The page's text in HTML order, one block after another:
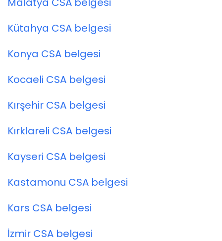
Kütahya CSA belgesi
Konya CSA belgesi
Kocaeli CSA belgesi
Kırşehir CSA belgesi
Kırklareli CSA belgesi
Kayseri CSA belgesi
Kastamonu CSA belgesi
Kars CSA belgesi
İzmir CSA belgesi